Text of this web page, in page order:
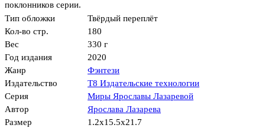
поклонников серии.
Тип обложки
Твёрдый переплёт
Кол-во стр.
180
Вес
330 г
Год издания
2020
Жанр
Фэнтези
Издательство
Т8 Издательские технологии
Серия
Миры Ярославы Лазаревой
Автор
Ярослава Лазарева
Размер
1.2x15.5x21.7